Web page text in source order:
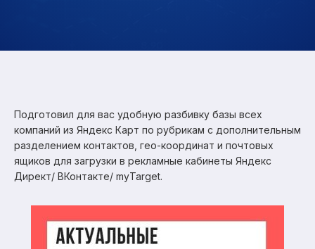
Подготовил для вас удобную разбивку базы всех
компаний из Яндекс Карт по рубрикам с дополнительным
разделением контактов, гео-координат и почтовых
ящиков для загрузки в рекламные кабинеты Яндекс
Директ/ ВКонтакте/ myTarget.